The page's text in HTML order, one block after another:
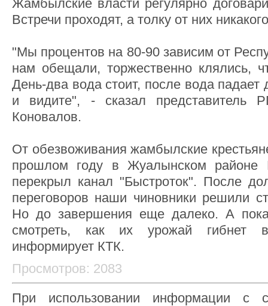
Жамбылские власти регулярно
Встречи проходят, а толку от них
"Мы процентов на 80-90 зависим от
нам обещали, торжественно клялись,
День-два вода стоит, после вода падает
и видите", - сказал представитель
Коновалов.
От обезвоживания жамбылские
прошлом году в Жуалынском районе
перекрыл канал "Быстроток". После
переговоров наши чиновники решили
Но до завершения еще далеко. А
смотреть, как их урожай гибнет
информирует КТК.
Просмотров: 2083
При использовании информации с